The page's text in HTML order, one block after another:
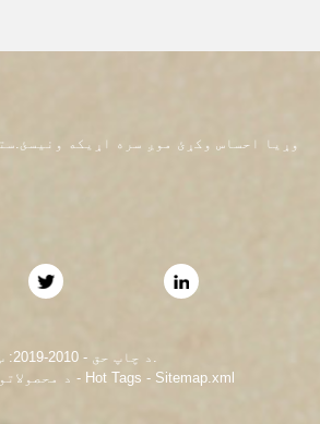
وړیا احساس وکړئ موږ سره اړیکه
© د چاپ حق - 2010-2019: ټول حقونه خوندي دي.
د - Hot Tags - Sitemap.xml